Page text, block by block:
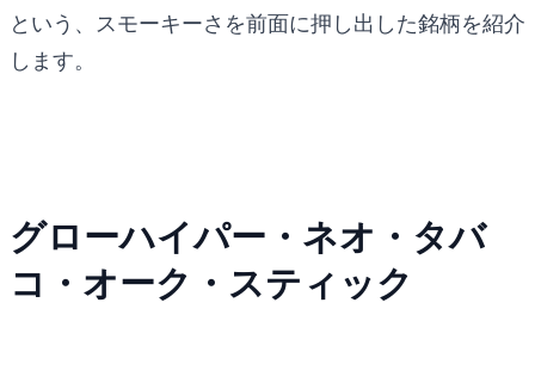
という、スモーキーさを前面に押し出した銘柄を紹介
します。
グローハイパー・ネオ・タバ
コ・オーク・スティック